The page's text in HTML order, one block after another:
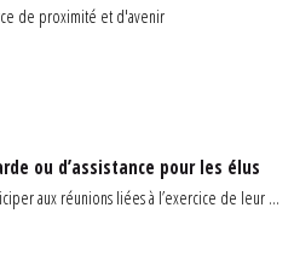
de proximité et d'avenir
ou d’assistance pour les élus
aux réunions liées à l’exercice de leur ...